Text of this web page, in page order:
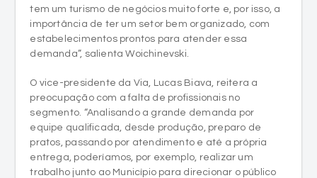
tem um turismo de negócios muito forte e, por isso, a
importância de ter um setor bem organizado, com
estabelecimentos prontos para atender essa
demanda”, salienta Woichinevski.
O vice-presidente da Via, Lucas Biava, reitera a
preocupação com a falta de profissionais no
segmento. “Analisando a grande demanda por
equipe qualificada, desde produção, preparo de
pratos, passando por atendimento e até a própria
entrega, poderíamos, por exemplo, realizar um
trabalho junto ao Município para direcionar o público